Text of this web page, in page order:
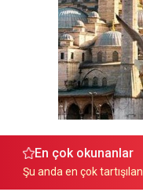
En çok okunanlar
Şu anda en çok